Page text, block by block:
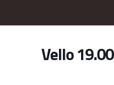
Vello